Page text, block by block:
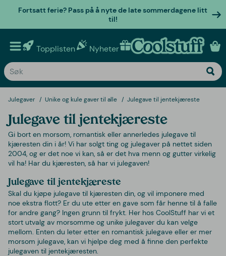
Fortsatt ferie? Pass på å nyte de late sommerdagene litt
til!
Topplisten Nyheter Personlige gaver
Julegaver Unike og kule gaver til alle Julegave til jentekjæreste
Julegave til jentekjæreste
Gi bort en morsom, romantisk eller annerledes julegave til
kjæresten din i år! Vi har solgt ting og julegaver på nettet siden
2004, og er det noe vi kan, så er det hva menn og gutter virkelig
vil ha! Har du kjæresten, så har vi julegaven!
Julegave til jentekjæreste
Skal du kjøpe julegave til kjæresten din, og vil imponere med
noe ekstra flott? Er du ute etter en gave som får henne til å falle
for andre gang? Ingen grunn til frykt. Her hos CoolStuff har vi et
stort utvalg av morsomme og unike julegaver du kan velge
mellom. Enten du leter etter en romantisk julegave eller er mer
morsom julegave, kan vi hjelpe deg med å finne den perfekte
julegaven til jentekjæresten.